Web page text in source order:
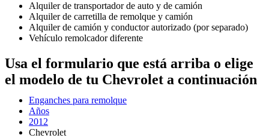
Alquiler de transportador de auto y de camión
Alquiler de carretilla de remolque y camión
Alquiler de camión y conductor autorizado (por separado)
Vehículo remolcador diferente
Usa el formulario que está arriba o elige
el modelo de tu Chevrolet a continuación
Enganches para remolque
Años
2012
Chevrolet